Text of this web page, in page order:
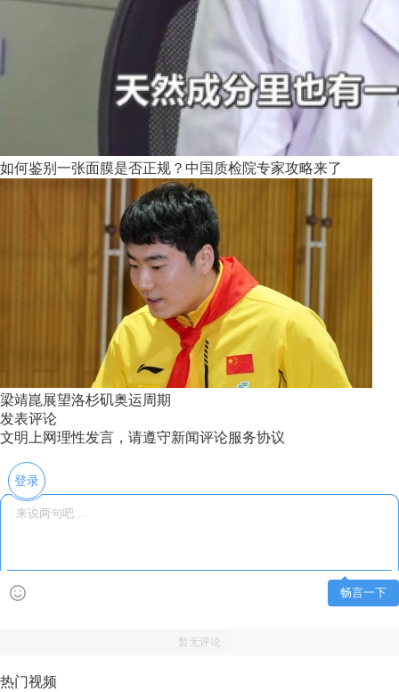
如何鉴别一张面膜是否正规？中国质检院专家攻略来了
梁靖崑展望洛杉矶奥运周期
发表评论
文明上网理性发言，请遵守新闻评论服务协议
登录
畅言一下
暂无评论
热门视频